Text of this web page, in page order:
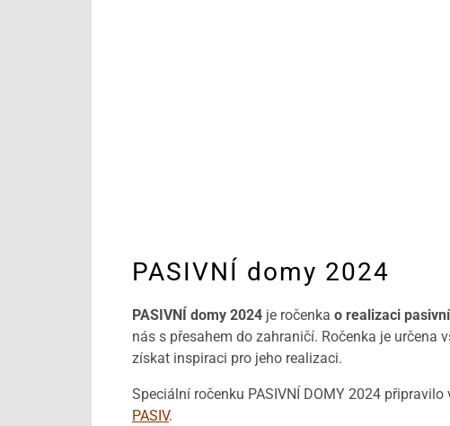
PASIVNÍ domy 2024
PASIVNÍ domy 2024 je ročenka o realizaci
nás s přesahem do zahraničí. Ročenka je určena
získat inspiraci pro jeho realizaci.
Speciální ročenku PASIVNÍ DOMY 2024
PASIV.